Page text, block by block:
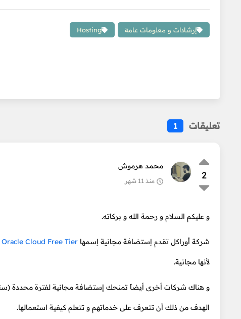
إرشادات و معلومات عامة Hosting
تعليقات 1
2
محمد هرموش
منذ 11 شهر
و عليكم السلام و رحمة الله و بركاته.
شركة أوراكل تقدم إستضافة مجانية إسمها Oracle Cloud Free Tier
لأنها مجانية.
الهدف من ذلك أن تتعرف على خدماتهم و تتعلم كيفية استعمالها.